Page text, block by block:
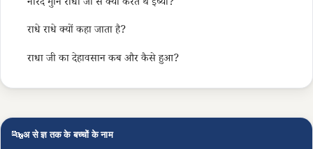
राधे राधे क्यों कहा जाता है?
राधा जी का देहावसान कब और कैसे हुआ?
🔤अ से ज्ञ तक के बच्चों के नाम